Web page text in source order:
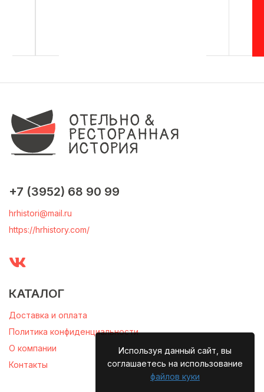
Используя данный сайт, вы
соглашаетесь на использование
файлов куки
+7 (3952) 68 90 99
hrhistori@mail.ru
https://hrhistory.com/
КАТАЛОГ
Доставка и оплата
Политика конфиденциальности
О компании
Контакты